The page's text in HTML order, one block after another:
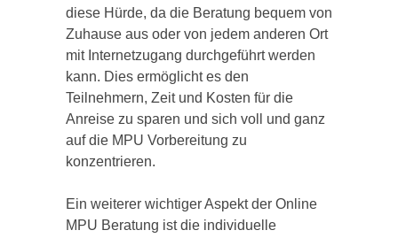
diese Hürde, da die Beratung bequem von
Zuhause aus oder von jedem anderen Ort
mit Internetzugang durchgeführt werden
kann. Dies ermöglicht es den
Teilnehmern, Zeit und Kosten für die
Anreise zu sparen und sich voll und ganz
auf die MPU Vorbereitung zu
konzentrieren.
Ein weiterer wichtiger Aspekt der Online
MPU Beratung ist die individuelle